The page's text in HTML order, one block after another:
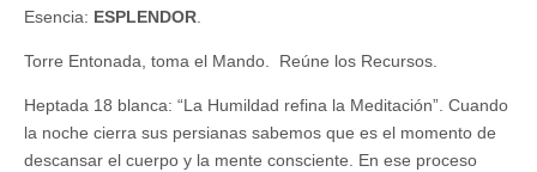
Esencia: ESPLENDOR.
Torre Entonada, toma el Mando. Reúne los Recursos.
Heptada 18 blanca: “La Humildad refina la Meditación”. Cuando
la noche cierra sus persianas sabemos que es el momento de
descansar el cuerpo y la mente consciente. En ese proceso